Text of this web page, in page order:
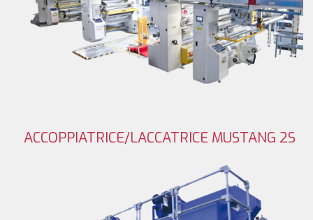
ACCOPPIATRICE/LACCATRICE MUSTANG 2S